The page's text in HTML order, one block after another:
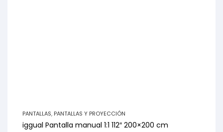
PANTALLAS, PANTALLAS Y PROYECCIÓN
iggual Pantalla manual 1:1 112″ 200×200 cm